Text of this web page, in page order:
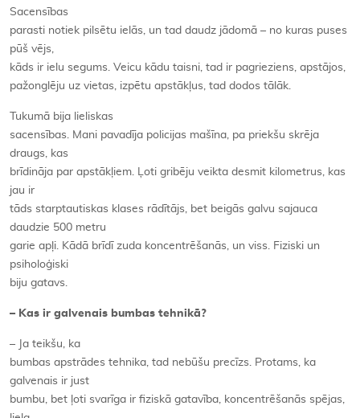
Sacensības
parasti notiek pilsētu ielās, un tad daudz jādomā – no kuras puses
pūš vējs,
kāds ir ielu segums. Veicu kādu taisni, tad ir pagrieziens, apstājos,
pažonglēju uz vietas, izpētu apstākļus, tad dodos tālāk.
Tukumā bija lieliskas
sacensības. Mani pavadīja policijas mašīna, pa priekšu skrēja
draugs, kas
brīdināja par apstākļiem. Ļoti gribēju veikta desmit kilometrus, kas
jau ir
tāds starptautiskas klases rādītājs, bet beigās galvu sajauca
daudzie 500 metru
garie apļi. Kādā brīdī zuda koncentrēšanās, un viss. Fiziski un
psiholoģiski
biju gatavs.
– Kas ir galvenais bumbas tehnikā?
– Ja teikšu, ka
bumbas apstrādes tehnika, tad nebūšu precīzs. Protams, ka
galvenais ir just
bumbu, bet ļoti svarīga ir fiziskā gatavība, koncentrēšanās spējas,